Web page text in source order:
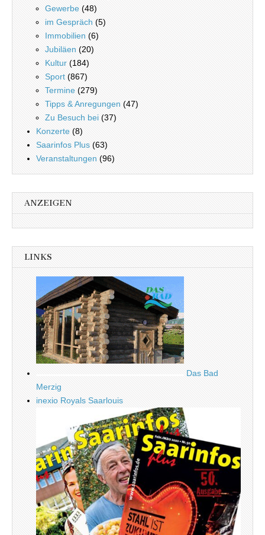
Gewerbe (48)
im Gespräch (5)
Immobilien (6)
Jubiläen (20)
Kultur (184)
Sport (867)
Termine (279)
Tipps & Anregungen (47)
Zu Besuch bei (37)
Konzerte (8)
Saarinfos Plus (63)
Veranstaltungen (96)
ANZEIGEN
LINKS
Das Bad
Merzig
inexio Royals Saarlouis